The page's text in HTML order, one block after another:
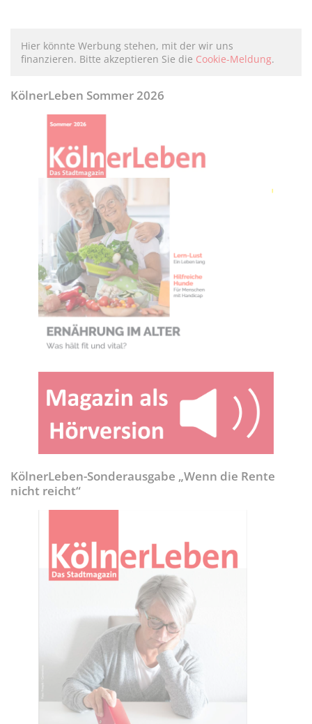
Hier könnte Werbung stehen, mit der wir uns
finanzieren. Bitte akzeptieren Sie die Cookie-Meldung.
KölnerLeben Sommer 2026
KölnerLeben-Sonderausgabe „Wenn die Rente
nicht reicht“